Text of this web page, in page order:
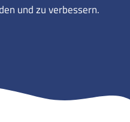
und zu verbessern.